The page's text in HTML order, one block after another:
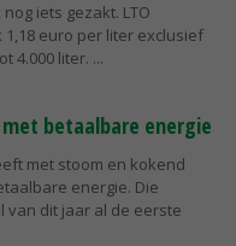
iets gezakt. LTO
euro per liter exclusief
4.000 liter.
betaalbare energie
met stoom en kokend
energie. Die
van dit jaar al de eerste